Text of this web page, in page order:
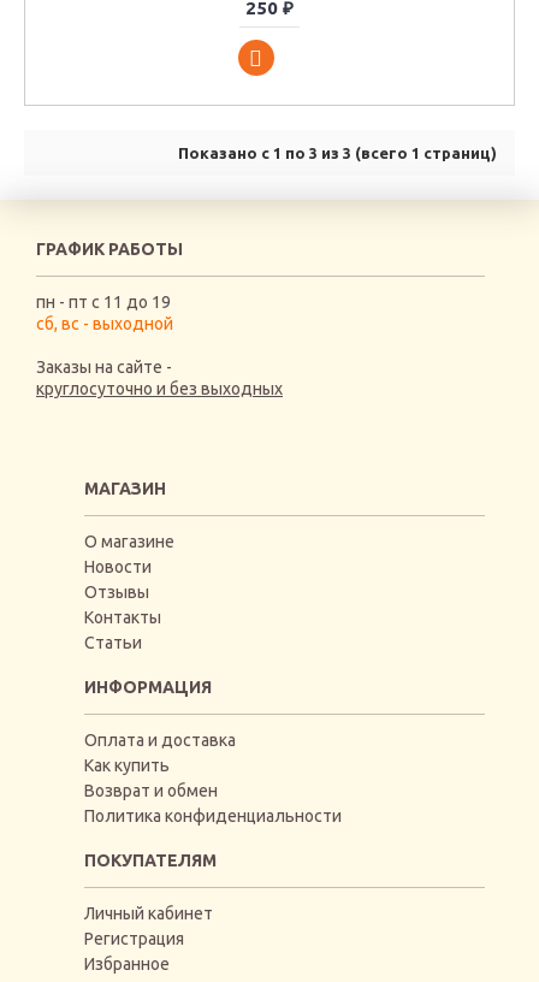
250 ₽
Показано с 1 по 3 из 3 (всего 1 страниц)
ГРАФИК РАБОТЫ
пн - пт с 11 до 19
сб, вс - выходной
Заказы на сайте -
круглосуточно и без выходных
МАГАЗИН
О магазине
Новости
Отзывы
Контакты
Статьи
ИНФОРМАЦИЯ
Оплата и доставка
Как купить
Возврат и обмен
Политика конфиденциальности
ПОКУПАТЕЛЯМ
Личный кабинет
Регистрация
Избранное